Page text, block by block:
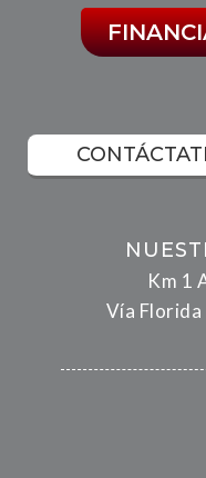
Km 1
Vía Florida